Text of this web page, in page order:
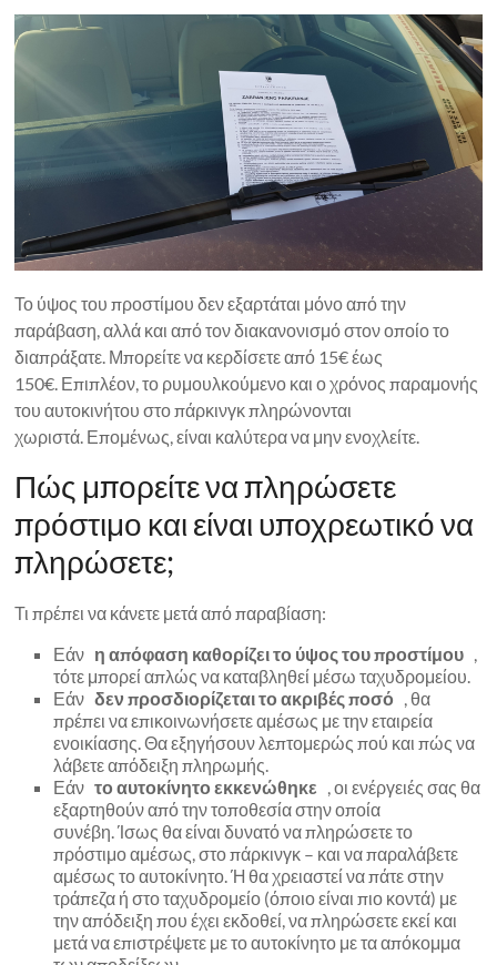
Το ύψος του προστίμου δεν εξαρτάται μόνο από την
παράβαση, αλλά και από τον διακανονισμό στον οποίο το
διαπράξατε. Μπορείτε να κερδίσετε από 15€ έως
150€. Επιπλέον, το ρυμουλκούμενο και ο χρόνος παραμονής
του αυτοκινήτου στο πάρκινγκ πληρώνονται
χωριστά. Επομένως, είναι καλύτερα να μην ενοχλείτε.
Πώς μπορείτε να πληρώσετε
πρόστιμο και είναι υποχρεωτικό να
πληρώσετε;
Τι πρέπει να κάνετε μετά από παραβίαση:
Εάν η απόφαση καθορίζει το ύψος του προστίμου ,
τότε μπορεί απλώς να καταβληθεί μέσω ταχυδρομείου.
Εάνδεν προσδιορίζεται το ακριβές ποσό , θα
πρέπει να επικοινωνήσετε αμέσως με την εταιρεία
ενοικίασης. Θα εξηγήσουν λεπτομερώς πού και πώς να
λάβετε απόδειξη πληρωμής.
Εάντο αυτοκίνητο εκκενώθηκε , οι ενέργειές σας θα
εξαρτηθούν από την τοποθεσία στην οποία
συνέβη. Ίσως θα είναι δυνατό να πληρώσετε το
πρόστιμο αμέσως, στο πάρκινγκ – και να παραλάβετε
αμέσως το αυτοκίνητο. Ή θα χρειαστεί να πάτε στην
τράπεζα ή στο ταχυδρομείο (όποιο είναι πιο κοντά) με
την απόδειξη που έχει εκδοθεί, να πληρώσετε εκεί και
μετά να επιστρέψετε με το αυτοκίνητο με τα απόκομμα